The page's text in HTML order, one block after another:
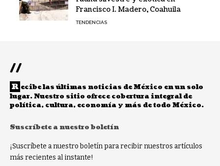
Francisco I. Madero, Coahuila
TENDENCIAS
//
R ecibe las últimas noticias de México en un solo
lugar. Nuestro sitio ofrece cobertura integral de
política, cultura, economía y más de todo México.
Suscríbete a nuestro boletín
¡Suscríbete a nuestro boletín para recibir nuestros artículos
más recientes al instante!